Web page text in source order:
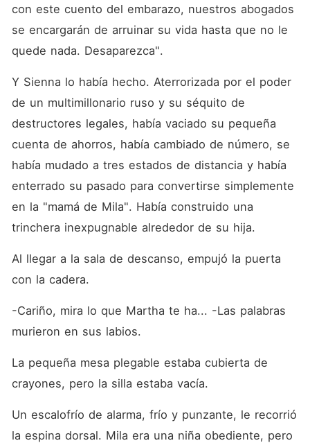
con este cuento del embarazo, nuestros abogados
se encargarán de arruinar su vida hasta que no le
quede nada. Desaparezca".
Y Sienna lo había hecho. Aterrorizada por el poder
de un multimillonario ruso y su séquito de
destructores legales, había vaciado su pequeña
cuenta de ahorros, había cambiado de número, se
había mudado a tres estados de distancia y había
enterrado su pasado para convertirse simplemente
en la "mamá de Mila". Había construido una
trinchera inexpugnable alrededor de su hija.
Al llegar a la sala de descanso, empujó la puerta
con la cadera.
-Cariño, mira lo que Martha te ha... -Las palabras
murieron en sus labios.
La pequeña mesa plegable estaba cubierta de
crayones, pero la silla estaba vacía.
Un escalofrío de alarma, frío y punzante, le recorrió
la espina dorsal. Mila era una niña obediente, pero